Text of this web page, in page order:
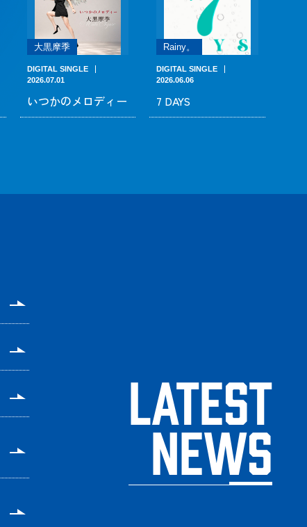
大黒摩季
DIGITAL SINGLE
2026.07.01
いつかのメロディー
Rainy。
DIGITAL SINGLE
2026.06.06
7 DAYS
LATEST
NEWS